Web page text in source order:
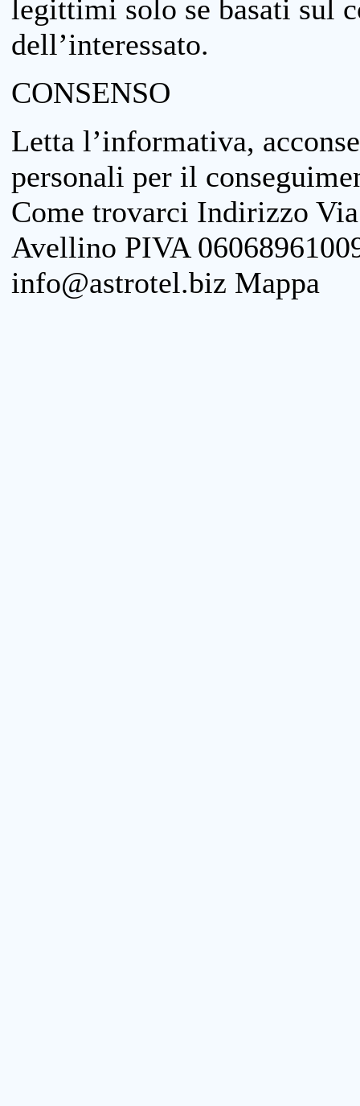
legittimi solo se basati sul
dell’interessato.
CONSENSO
Letta l’informativa,
personali per il
Come trovarci Indirizzo
Avellino PIVA
info@astrotel.biz Mappa